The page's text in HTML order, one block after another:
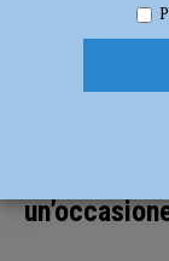
stimolo alla fertilità
cercano. Ma se
Le crisi